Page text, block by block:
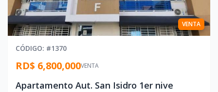
VENTA
CÓDIGO: #1370
VENTA
RD$ 6,800,000
Apartamento Aut. San Isidro 1er nive